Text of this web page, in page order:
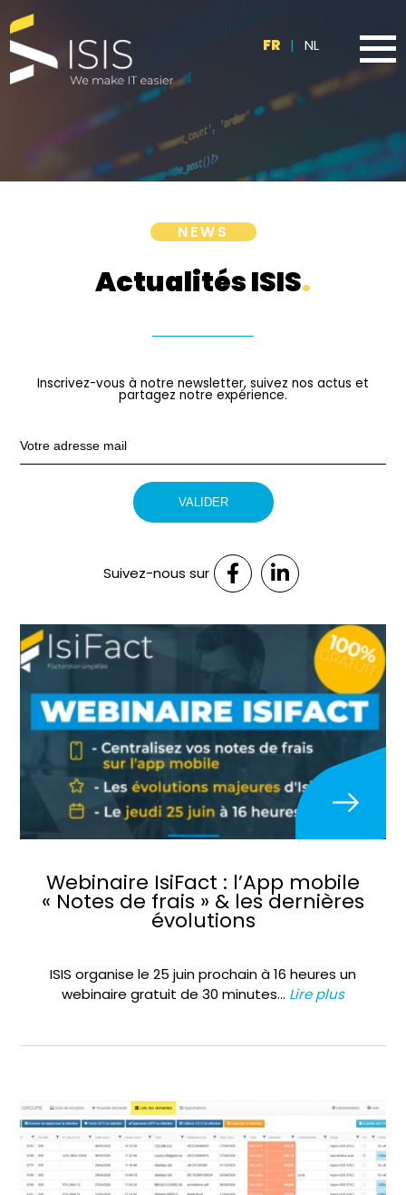
FR | NL
NEWS
Actualités ISIS.
Inscrivez-vous à notre newsletter, suivez nos actus et
partagez notre expérience.
Suivez-nous sur
Webinaire IsiFact : l’App mobile
« Notes de frais » & les dernières
évolutions
ISIS organise le 25 juin prochain à 16 heures un
webinaire gratuit de 30 minutes… Lire plus